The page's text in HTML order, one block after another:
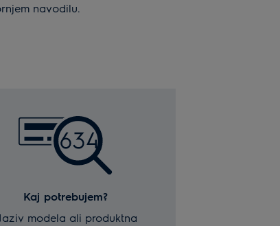
navodilu.
Kaj potrebujem?
modela ali produktna